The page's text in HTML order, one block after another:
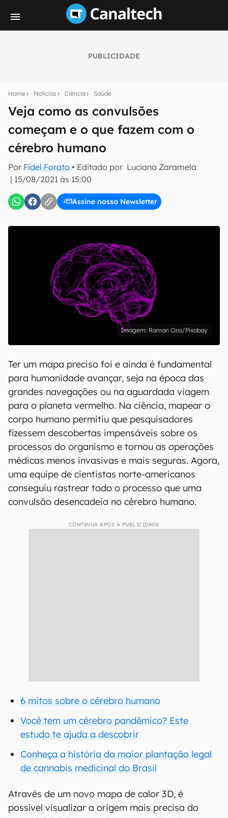
PUBLICIDADE
Home Notícias Ciência Saúde
Veja como as convulsões
começam e o que fazem com o
cérebro humano
Por Fidel Forato • Editado por Luciana Zaramela
| 15/08/2021 às 15:00
Assine nossa Newsletter
notícias e reviews sobre tecnologia em primeira
mão.
E-mail
inscreva-se
Confirmo que li, aceito e concordo com os Termos de
Uso e Política de Privacidade do Canaltech.
Raman Oza/Pixabay
Ter um mapa preciso foi e ainda é fundamental
para humanidade avançar, seja na época das
grandes navegações ou na aguardada viagem
para o planeta vermelho. Na ciência, mapear o
corpo humano permitiu que pesquisadores
fizessem descobertas impensáveis sobre os
processos do organismo e tornou as operações
médicas menos invasivas e mais seguras. Agora,
uma equipe de cientistas norte-americanos
conseguiu rastrear todo o processo que uma
convulsão desencadeia no cérebro humano.
CONTINUA APÓS A PUBLICIDADE
6 mitos sobre o cérebro humano
Você tem um cérebro pandêmico? Este
estudo te ajuda a descobrir
Conheça a história da maior plantação legal
de cannabis medicinal do Brasil
Através de um novo mapa de calor 3D, é
possível visualizar a origem mais precisa do